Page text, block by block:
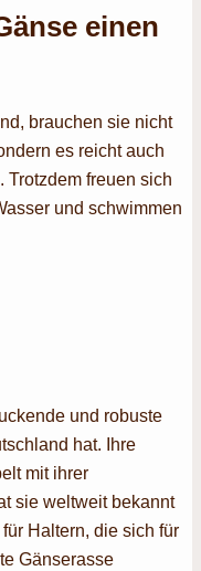
einen
brauchen sie nicht
es reicht auch
freuen sich
und schwimmen
und robuste
hat. Ihre
mit ihrer
sie weltweit bekannt
Haltern, die sich für
Gänserasse